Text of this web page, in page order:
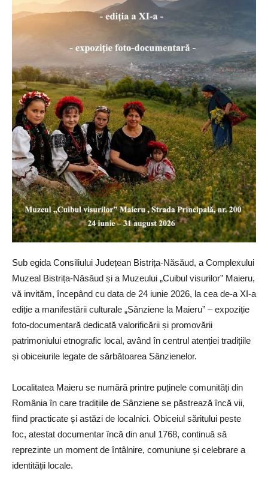
Sub egida Consiliului Județean Bistrița-Năsăud, a Complexului
Muzeal Bistrița-Năsăud și a Muzeului „Cuibul visurilor” Maieru,
vă invităm, începând cu data de 24 iunie 2026, la cea de-a XI-a
ediție a manifestării culturale „Sânziene la Maieru” – expoziție
foto-documentară dedicată valorificării și promovării
patrimoniului etnografic local, având în centrul atenției tradițiile
și obiceiurile legate de sărbătoarea Sânzienelor.
Localitatea Maieru se numără printre puținele comunități din
România în care tradițiile de Sânziene se păstrează încă vii,
fiind practicate și astăzi de localnici. Obiceiul săritului peste
foc, atestat documentar încă din anul 1768, continuă să
reprezinte un moment de întâlnire, comuniune și celebrare a
identității locale.